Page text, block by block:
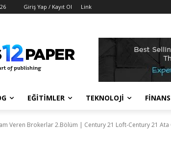
Giriş Yap / Kayıt Ol Link
EĞİTİMLER TEKNOLOJİ FİNANS
Veren Brokerlar 2.Bölüm | Century 21 Loft-Century 21 Ata